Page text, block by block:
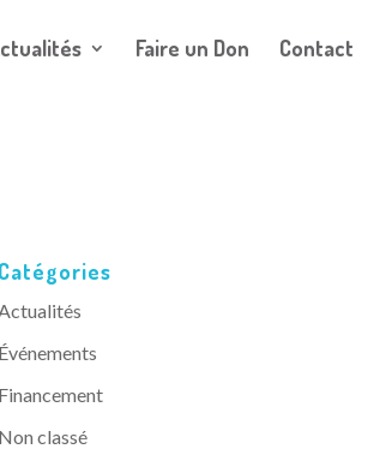
Faire un Don Contact
Catégories
Événements
Financement
Non classé